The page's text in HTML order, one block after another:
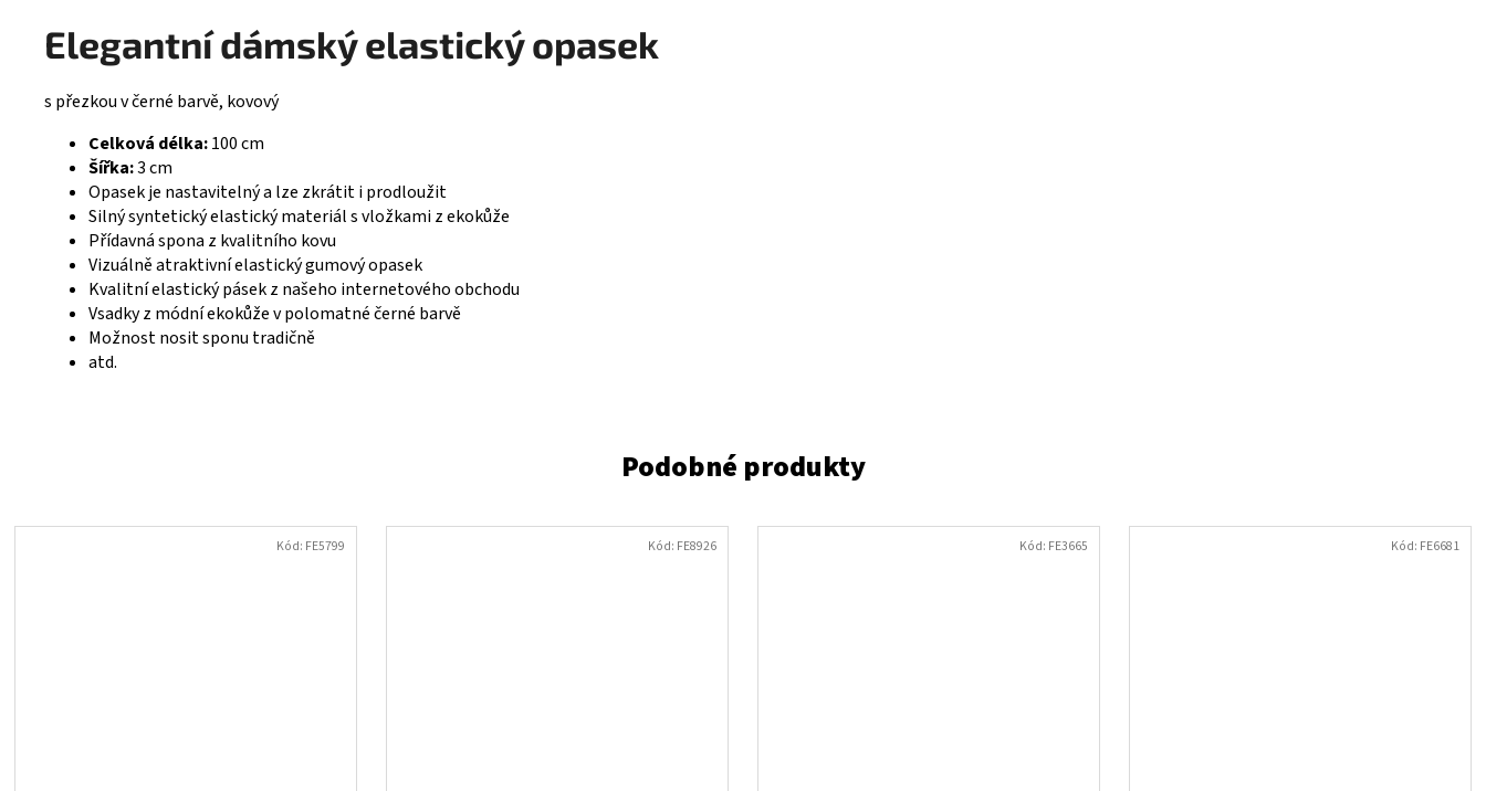
Elegantní dámský elastický opasek
s přezkou v černé barvě, kovový
Celková délka:100 cm
Šířka:3 cm
Opasek je nastavitelný a lze zkrátit i prodloužit
Silný syntetický elastický materiál s vložkami z ekokůže
Přídavná spona z kvalitního kovu
Vizuálně atraktivní elastický gumový opasek
Kvalitní elastický pásek z našeho internetového obchodu
Vsadky z módní ekokůže v polomatné černé barvě
Možnost nosit sponu tradičně
atd.
Kód: FE5799 Kód: FE8926 Kód: FE3665 Kód: FE6681